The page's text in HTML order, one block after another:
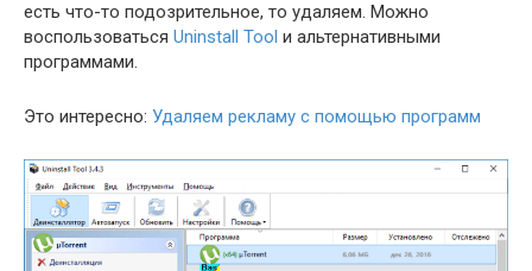
есть что-то подозрительное, то удаляем. Можно
воспользоваться Uninstall Tool и альтернативными
программами.
Это интересно: Удаляем рекламу с помощью программ